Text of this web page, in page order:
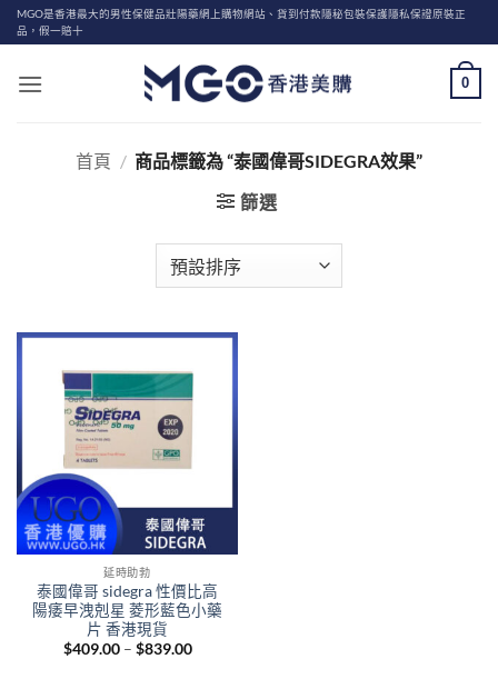
Skip
to
MGO是香港最大的男性保健品壯陽藥網上購物網站、貨到付款隱秘包裝保護隱私保證原裝正
品，假一賠十
0
首頁 / 商品標籤為 “泰國偉哥SIDEGRA效果”
篩選
延時助勃
泰國偉哥 sidegra 性價比高
陽痿早洩剋星 菱形藍色小藥
片 香港現貨
$409.00 – $839.00Price